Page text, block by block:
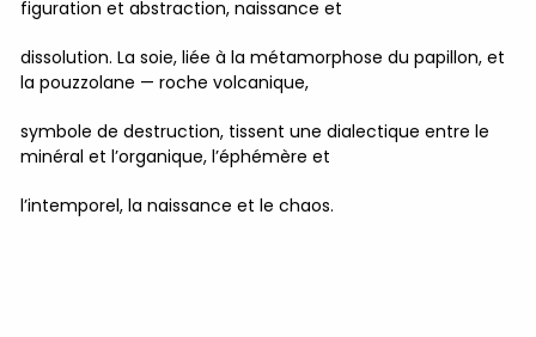
figuration et abstraction, naissance et
dissolution. La soie, liée à la métamorphose du papillon, et
la pouzzolane — roche volcanique,
symbole de destruction, tissent une dialectique entre le
minéral et l’organique, l’éphémère et
l’intemporel, la naissance et le chaos.